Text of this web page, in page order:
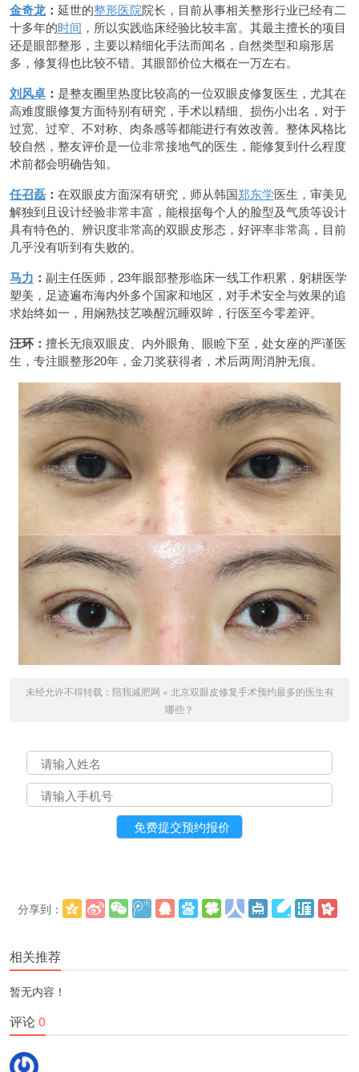
金奇龙： 延世的整形医院院长，目前从事相关整形行业已经有二
十多年的时间 ，所以实践临床经验比较丰富。其最主擅长的项目
还是眼部整形，主要以精细化手法而闻名，自然类型和扇形居
多，修复得也比较不错。其眼部价位大概在一万左右。
刘风卓 ： 是整友圈里热度比较高的一位双眼皮修复医生，尤其在
高难度眼修复方面特别有研究，手术以精细、损伤小出名，对于
过宽、过窄、不对称、肉条感等都能进行有效改善。整体风格比
较自然，整友评价是一位非常接地气的医生，能修复到什么程度
术前都会明确告知。
任召磊 ： 在双眼皮方面深有研究，师从韩国郑东学医生，审美见
解独到且设计经验非常丰富，能根据每个人的脸型及气质等设计
具有特色的、辨识度非常高的双眼皮形态，好评率非常高，目前
几乎没有听到有失败的。
马力 ： 副主任医师，23年眼部整形临床一线工作积累，躬耕医学
塑美，足迹遍布海内外多个国家和地区，对手术安全与效果的追
求始终如一，用娴熟技艺唤醒沉睡双眸，行医至今零差评。
汪环： 擅长无痕双眼皮、内外眼角、眼睑下至，处女座的严谨医
生，专注眼整形20年，金刀奖获得者，术后两周消肿无痕。
未经允许不得转载： 陪我减肥网 » 北京双眼皮修复手术预约最多的医生有
哪些？
分享到：
相关推荐
暂无内容！
评论0